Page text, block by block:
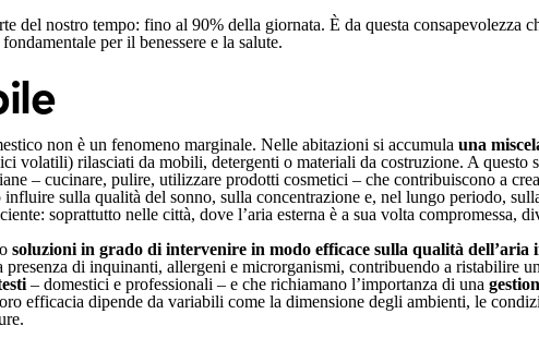
del nostro tempo: fino al 90% della giornata. È da questa consapevolezza
per il benessere e la salute.
non è un fenomeno marginale. Nelle abitazioni si accumula una
volatili) rilasciati da mobili, detergenti o materiali da costruzione. A questo
– cucinare, pulire, utilizzare prodotti cosmetici – che contribuiscono a
sulla qualità del sonno, sulla concentrazione e, nel lungo periodo,
soprattutto nelle città, dove l’aria esterna è a sua volta compromessa,
soluzioni in grado di intervenire in modo efficace sulla qualità dell’aria
di inquinanti, allergeni e microrganismi, contribuendo a ristabilire
– domestici e professionali – e che richiamano l’importanza di una
efficacia dipende da variabili come la dimensione degli ambienti, le